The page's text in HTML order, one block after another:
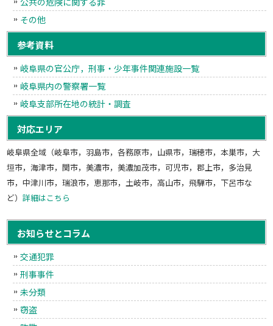
その他
参考資料
岐阜県の官公庁，刑事・少年事件関連施設一覧
岐阜県内の警察署一覧
岐阜支部所在地の統計・調査
対応エリア
岐阜県全域（岐阜市，羽島市，各務原市，山県市，瑞穂市，本巣市，大
垣市，海津市，関市，美濃市，美濃加茂市，可児市，郡上市，多治見
市，中津川市，瑞浪市，恵那市，土岐市，高山市，飛騨市，下呂市な
ど）詳細はこちら
お知らせとコラム
交通犯罪
刑事事件
未分類
窃盗